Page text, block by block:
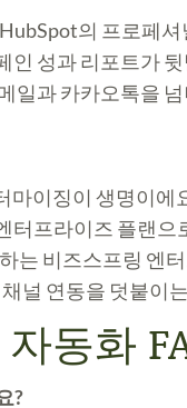
의 프로페
인 성과 리포트가
일과 카카오톡을
마이징이 생명이에
프라이즈 플랜으
는 비즈스프링 엔
널 연동을 덧붙이
동화
?